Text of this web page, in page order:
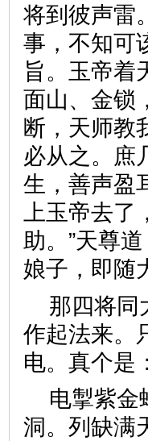
将到彼声雷
事，不知可
旨。玉帝着
面山、金锁
断，天师教
必从之。庶
生，善声盈
上玉帝去了
助。”天尊
娘子，即
那四将同
作起法来。
电。真个
电掣紫金
洞。列缺满